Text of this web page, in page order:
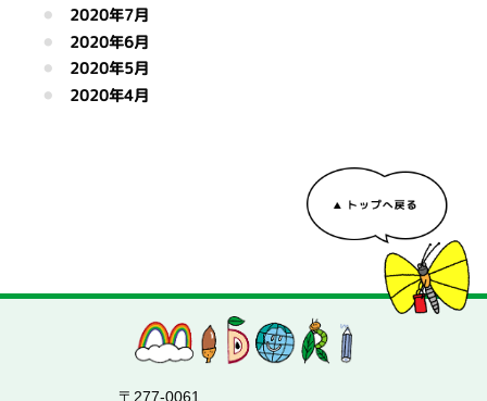
2020年7月
2020年6月
2020年5月
2020年4月
〒277-0061